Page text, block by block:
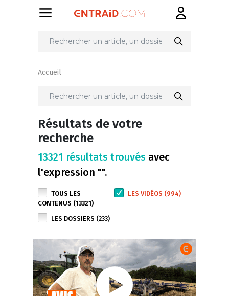
Accueil
Résultats de votre
recherche
13321 résultats trouvés avec
l'expression "".
TOUS LES
CONTENUS (13321)
LES VIDÉOS (994)
LES DOSSIERS (233)